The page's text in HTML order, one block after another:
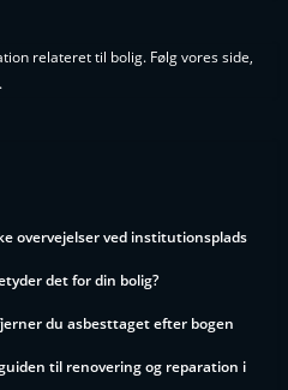
relateret til bolig. Følg vores side,
overvejelser ved institutionsplads
det for din bolig?
du asbesttaget efter bogen
til renovering og reparation i